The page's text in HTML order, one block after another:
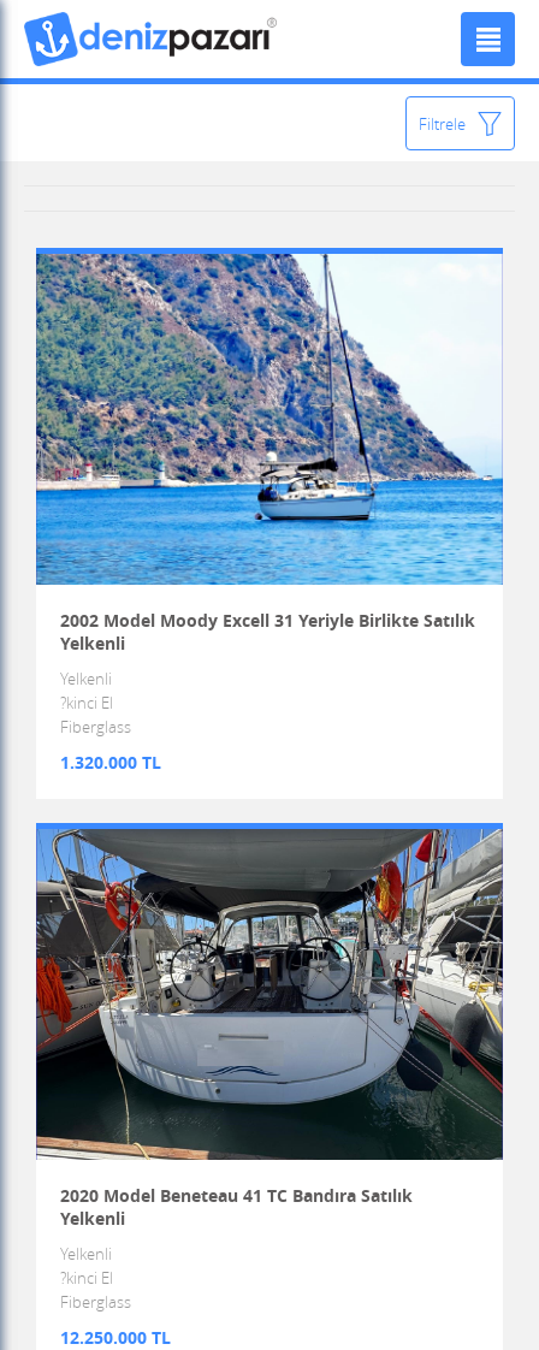
Filtrele
2002 Model Moody Excell 31 Yeriyle Birlikte Satılık
Yelkenli
Yelkenli
?kinci El
Fiberglass
1.320.000 TL
2020 Model Beneteau 41 TC Bandıra Satılık
Yelkenli
Yelkenli
?kinci El
Fiberglass
12.250.000 TL